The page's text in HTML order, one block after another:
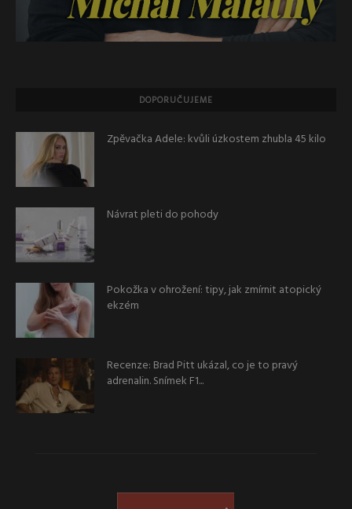
DOPORUČUJEME
Zpěvačka Adele: kvůli úzkostem zhubla 45 kilo
Návrat pleti do pohody
Pokožka v ohrožení: tipy, jak zmírnit atopický
ekzém
Recenze: Brad Pitt ukázal, co je to pravý
adrenalin. Snímek F1...